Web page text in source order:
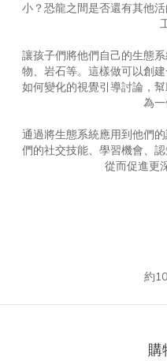
小？恐龍之間是否還有其他
讓孩子們將他們自己的生態
物、岩石等。這樣做可以創
如何變化的視覺引導討論，
為一
通過將生態系統應用到他們
們的社交技能、學習機會、
從而促進更
約
購